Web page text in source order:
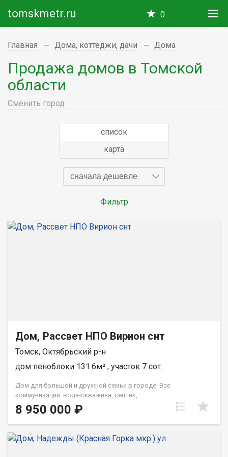
tomskmetr.ru 0
Главная Дома, коттеджи, дачи Дома
Продажа домов в Томской
области
Сменить город
список
карта
сначала дешевле
Фильтр
Дом, Рассвет НПО Вирион снт
Томск, Октябрьский р-н
дом пеноблоки 131.6м² , участок 7 сот.
Дом для большой и дружной семьи в городе! Все
коммуникации: вода-скважина, септик,
электрокотел-2шт(резервный). Представлен в предчистовой
отделке. Стены сибит 400, утеплен, отделка мокрая
штукатурка. Фундамент свайно-ленточный, с глубиной свай 3
м, что обеспечивает защиту от промерзания. Дом простоял
уже год и не имеет трещин и сколов благодаря выполнению
8 950 000 ₽